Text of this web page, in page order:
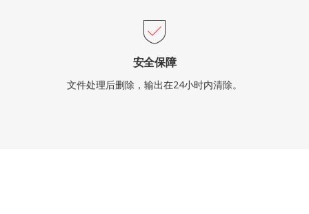
安全保障
文件处理后删除，输出在24小时内清除。